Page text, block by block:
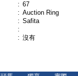
: 67
: Auction Ring
: Safita
:
: 沒有